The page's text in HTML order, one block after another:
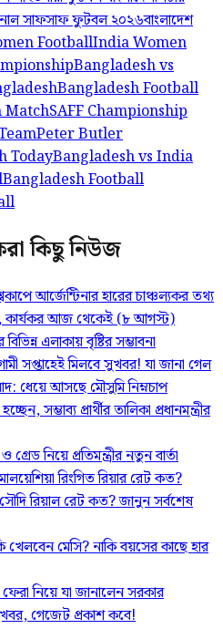
সাফসাফ ফুটবল ২০২৬বাংলাদেশ
FootballIndia Women
Bangladesh vs
Bangladesh Football
MatchSAFF Championship
Peter Butler
TodayBangladesh vs India
Bangladesh Football
কিছু নিউজ
আর্জেন্টিনার হারের চাঞ্চল্যকর তথ্য
কার্যকর আজ থেকেই (৮ আগস্ট)
এলাকায় বৃষ্টির সম্ভাবনা
সপ্তাহেই মিলবে সুখবর! যা জানা গেল
ধেয়ে আসছে মৌসুমি নিম্নচাপ
সম্ভাব্য প্রার্থীর তালিকা প্রধানমন্ত্রীর
নিয়ে প্রতিমন্ত্রীর নতুন বার্তা
রিংগিত রিয়ার রেট কত?
রিয়াল রেট কত? জানুন সর্বশেষ
মেসি? নাকি বয়সের কাছে হার
নিয়ে যা জানালেন সরকার
গেজেট প্রকাশ কবে!